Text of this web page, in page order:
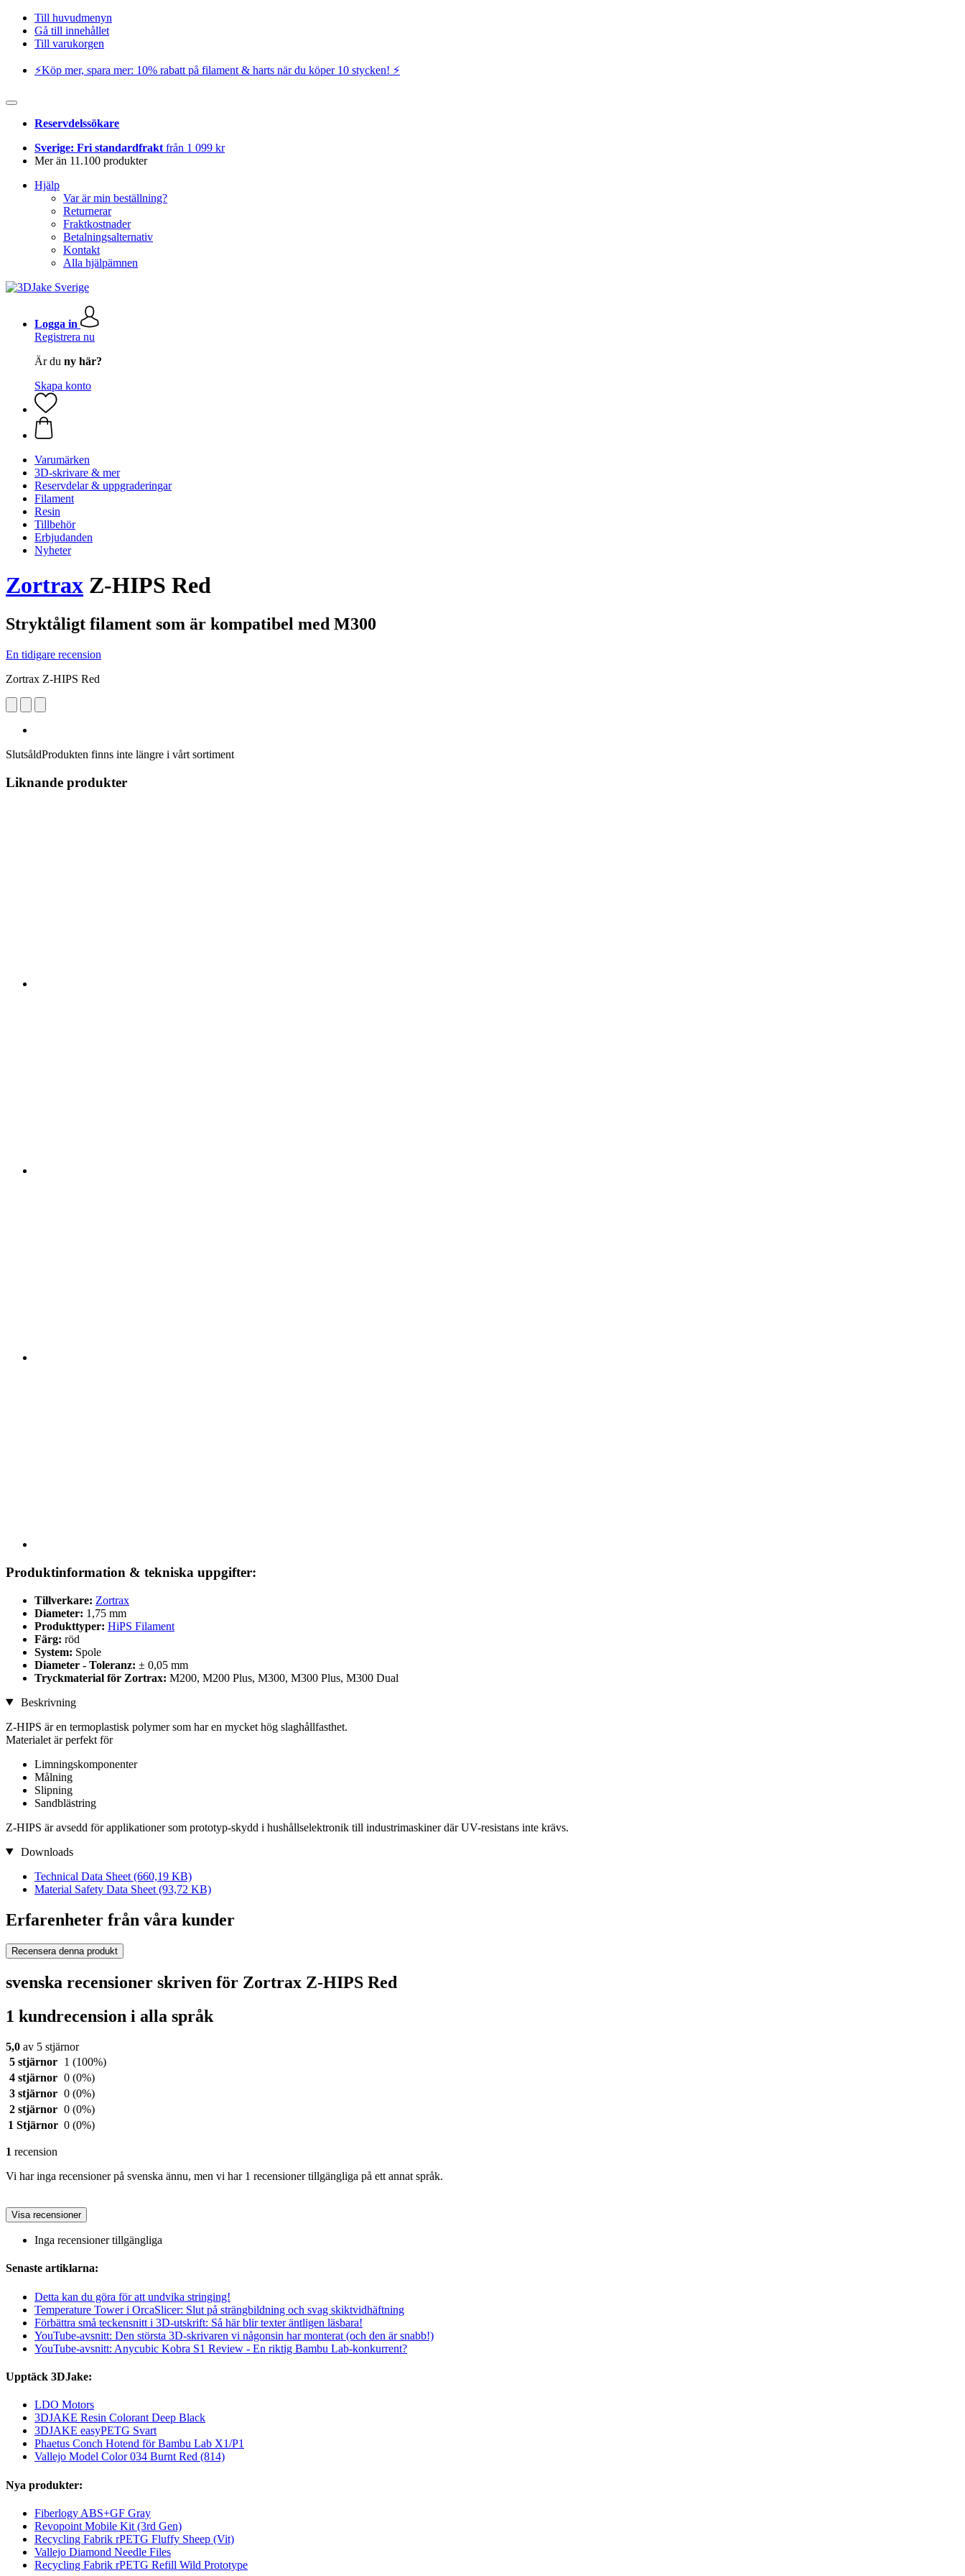
Till huvudmenyn
Gå till innehållet
Till varukorgen
⚡️Köp mer, spara mer: 10% rabatt på filament & harts när du köper 10 stycken! ⚡️
Reservdelssökare
Sverige: Fri standardfrakt från 1 099 kr
Mer än 11.100 produkter
Hjälp
Var är min beställning?
Returnerar
Fraktkostnader
Betalningsalternativ
Kontakt
Alla hjälpämnen
Logga in
Registrera nu
Är du ny här?
Skapa konto
Varumärken
3D-skrivare & mer
Reservdelar & uppgraderingar
Filament
Resin
Tillbehör
Erbjudanden
Nyheter
Zortrax Z-HIPS Red
Stryktåligt filament som är kompatibel med M300
En tidigare recension
Zortrax Z-HIPS Red
SlutsåldProdukten finns inte längre i vårt sortiment
Liknande produkter
Produktinformation & tekniska uppgifter:
Tillverkare: Zortrax
Diameter: 1,75 mm
Produkttyper: HiPS Filament
Färg: röd
System: Spole
Diameter - Toleranz: ± 0,05 mm
Tryckmaterial för Zortrax: M200, M200 Plus, M300, M300 Plus, M300 Dual
Beskrivning
Z-HIPS är en termoplastisk polymer som har en mycket hög slaghållfasthet.
Materialet är perfekt för
Limningskomponenter
Målning
Slipning
Sandblästring
Z-HIPS är avsedd för applikationer som prototyp-skydd i hushållselektronik till industrimaskiner där UV-resistans inte krävs.
Downloads
Technical Data Sheet (660,19 KB)
Material Safety Data Sheet (93,72 KB)
Erfarenheter från våra kunder
Recensera denna produkt
svenska recensioner skriven för Zortrax Z-HIPS Red
1 kundrecension i alla språk
5,0 av 5 stjärnor
5 stjärnor
1 (100%)
4 stjärnor 0 (0%)
3 stjärnor 0 (0%)
2 stjärnor 0 (0%)
1 Stjärnor 0 (0%)
1 recension
Vi har inga recensioner på svenska ännu, men vi har 1 recensioner tillgängliga på ett annat språk.
Visa recensioner
Inga recensioner tillgängliga
Senaste artiklarna:
Detta kan du göra för att undvika stringing!
Temperature Tower i OrcaSlicer: Slut på strängbildning och svag skiktvidhäftning
Förbättra små teckensnitt i 3D-utskrift: Så här blir texter äntligen läsbara!
YouTube-avsnitt: Den största 3D-skrivaren vi någonsin har monterat (och den är snabb!)
YouTube-avsnitt: Anycubic Kobra S1 Review - En riktig Bambu Lab-konkurrent?
Upptäck 3DJake:
LDO Motors
3DJAKE Resin Colorant Deep Black
3DJAKE easyPETG Svart
Phaetus Conch Hotend för Bambu Lab X1/P1
Vallejo Model Color 034 Burnt Red (814)
Nya produkter:
Fiberlogy ABS+GF Gray
Revopoint Mobile Kit (3rd Gen)
Recycling Fabrik rPETG Fluffy Sheep (Vit)
Vallejo Diamond Needle Files
Recycling Fabrik rPETG Refill Wild Prototype